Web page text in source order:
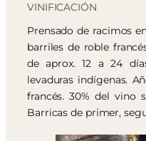
VINIFICACIÓN
Prensado de racimos
barriles de roble
de aprox. 12 a 24
levaduras indígenas.
francés. 30% del vino
Barricas de primer,